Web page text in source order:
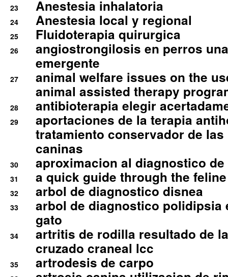
23 Anestesia inhalatoria
24 Anestesia local y regional
25 Fluidoterapia quirurgica
26
angiostrongilosis en perros
emergente
27
animal welfare issues on the
animal assisted therapy
28 antibioterapia elegir
29
aportaciones de la terapia
tratamiento conservador de
caninas
30 aproximacion al diagnostico
31 a quick guide through the
32 arbol de diagnostico disnea
33
arbol de diagnostico polidipsia
gato
34
artritis de rodilla resultado de
cruzado craneal lcc
35 artrodesis de carpo